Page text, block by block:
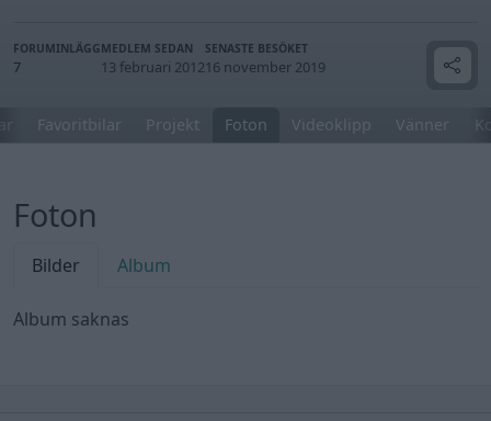
FORUMINLÄGG
7
MEDLEM SEDAN
13 februari 2012
SENASTE BESÖKET
16 november 2019
Favoritbilar Projekt Foton Videoklipp Vänner
Foton
Bilder Album
Album saknas